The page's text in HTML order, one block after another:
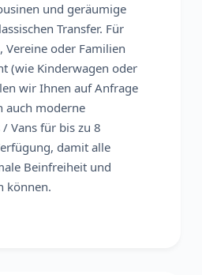
und geräumige
Transfer. Für
Vereine oder Familien
(wie Kinderwagen oder
wir Ihnen auf Anfrage
auch moderne
Vans für bis zu 8
damit alle
Beinfreiheit und
können.